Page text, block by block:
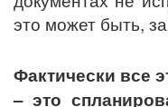
это может быть,
Фактически все
– это